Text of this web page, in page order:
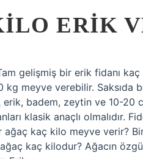
ERIK
gelişmiş bir erik fidanı
kg meyve verebilir. Saksıda
badem, zeytin ve 10-20
klasik anaçlı olmalıdır.
ağaç kaç kilo meyve verir?
kaç kilodur? Ağacın